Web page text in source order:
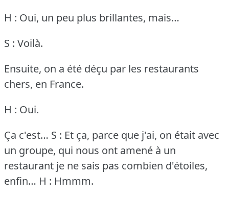
H : Oui, un peu plus brillantes, mais…
S : Voilà.
Ensuite, on a été déçu par les restaurants
chers, en France.
H : Oui.
Ça c'est… S : Et ça, parce que j'ai, on était avec
un groupe, qui nous ont amené à un
restaurant je ne sais pas combien d'étoiles,
enfin… H : Hmmm.